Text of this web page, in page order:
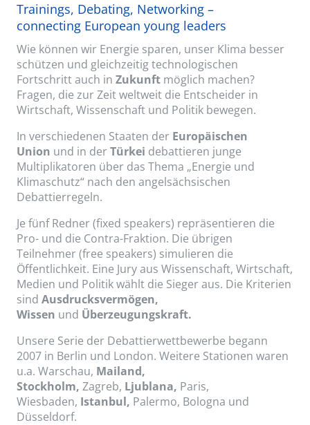
Trainings, Debating, Networking –
connecting European young leaders
Wie können wir Energie sparen, unser Klima besser
schützen und gleichzeitig technologischen
Fortschritt auch in Zukunft möglich machen?
Fragen, die zur Zeit weltweit die Entscheider in
Wirtschaft, Wissenschaft und Politik bewegen.
In verschiedenen Staaten der Europäischen
Union und in derTürkei debattieren junge
Multiplikatoren über das Thema „Energie und
Klimaschutz“ nach den angelsächsischen
Debattierregeln.
Je fünf Redner (fixed speakers) repräsentieren die
Pro- und die Contra-Fraktion. Die übrigen
Teilnehmer (free speakers) simulieren die
Öffentlichkeit. Eine Jury aus Wissenschaft, Wirtschaft,
Medien und Politik wählt die Sieger aus. Die Kriterien
sind Ausdrucksvermögen,
Wissen und Überzeugungskraft.
Unsere Serie der Debattierwettbewerbe begann
2007 in Berlin und London. Weitere Stationen waren
u.a. Warschau, Mailand,
Stockholm, Zagreb, Ljublana, Paris,
Wiesbaden, Istanbul, Palermo, Bologna und
Düsseldorf.